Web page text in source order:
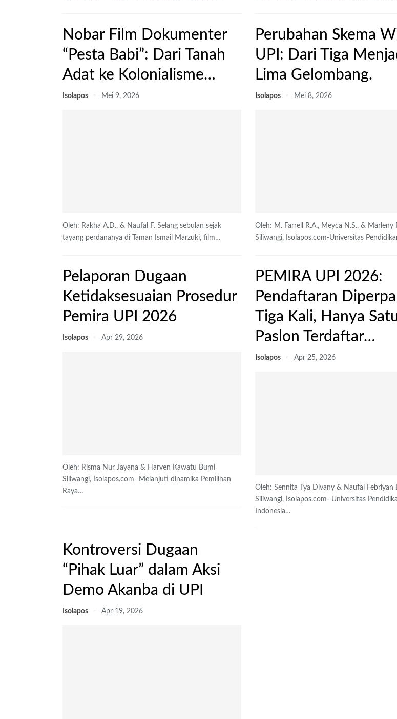
Nobar Film Dokumenter
“Pesta Babi”: Dari Tanah
Adat ke Kolonialisme…
Isolapos Mei 9, 2026
Oleh: Rakha A.D., & Naufal F. Selang sebulan sejak
tayang perdananya di Taman Ismail Marzuki, film…
Perubahan Skema
UPI: Dari Tiga
Lima Gelombang.
Isolapos Mei 8, 2026
Oleh: M. Farrell R.A., Meyca N.S., & Marleny
Siliwangi, Isolapos.com-Universitas
Pelaporan Dugaan
Ketidaksesuaian Prosedur
Pemira UPI 2026
Isolapos Apr 29, 2026
Oleh: Risma Nur Jayana & Harven Kawatu Bumi
Siliwangi, Isolapos.com- Melanjuti dinamika Pemilihan
Raya…
PEMIRA UPI 2026:
Pendaftaran
Tiga Kali, Hanya
Paslon Terdaftar…
Isolapos Apr 25, 2026
Oleh: Sennita Tya Divany & Naufal Febriyan
Siliwangi, Isolapos.com- Universitas
Indonesia…
Kontroversi Dugaan
“Pihak Luar” dalam Aksi
Demo Akanba di UPI
Isolapos Apr 19, 2026